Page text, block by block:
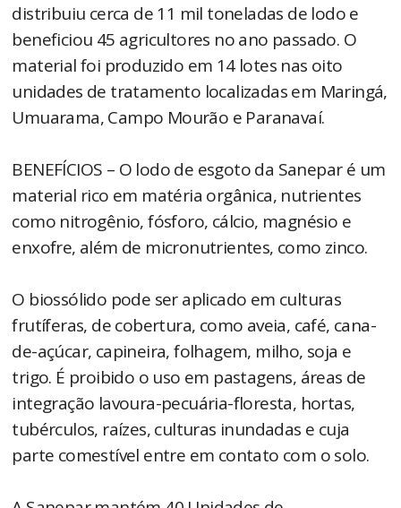
distribuiu cerca de 11 mil toneladas de lodo e
beneficiou 45 agricultores no ano passado. O
material foi produzido em 14 lotes nas oito
unidades de tratamento localizadas em Maringá,
Umuarama, Campo Mourão e Paranavaí.
BENEFÍCIOS – O lodo de esgoto da Sanepar é um
material rico em matéria orgânica, nutrientes
como nitrogênio, fósforo, cálcio, magnésio e
enxofre, além de micronutrientes, como zinco.
O biossólido pode ser aplicado em culturas
frutíferas, de cobertura, como aveia, café, cana-
de-açúcar, capineira, folhagem, milho, soja e
trigo. É proibido o uso em pastagens, áreas de
integração lavoura-pecuária-floresta, hortas,
tubérculos, raízes, culturas inundadas e cuja
parte comestível entre em contato com o solo.